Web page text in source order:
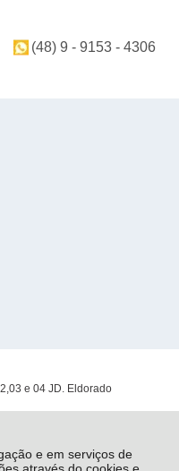
e em serviços de
(48) 9 - 9153 - 4306
e 04 JD. Eldorado